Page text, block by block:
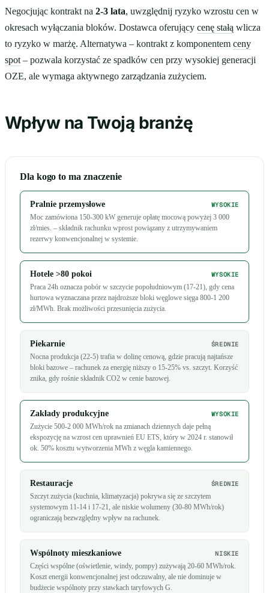
Negocjując kontrakt na 2-3 lata, uwzględnij ryzyko wzrostu cen w
okresach wyłączania bloków. Dostawca oferujący cenę stałą wlicza
to ryzyko w marżę. Alternatywa – kontrakt z komponentem ceny
spot – pozwala korzystać ze spadków cen przy wysokiej generacji
OZE, ale wymaga aktywnego zarządzania zużyciem.
Wpływ na Twoją branżę
Dla kogo to ma znaczenie
Pralnie przemysłowe WYSOKIE
Moc zamówiona 150-300 kW generuje opłatę mocową powyżej 3 000
zł/mies. – składnik rachunku wprost powiązany z utrzymywaniem
rezerwy konwencjonalnej w systemie.
Hotele >80 pokoi WYSOKIE
Praca 24h oznacza pobór w szczycie popołudniowym (17-21), gdy cena
hurtowa wyznaczana przez najdroższe bloki węglowe sięga 800-1 200
zł/MWh. Brak możliwości przesunięcia zużycia.
Piekarnie ŚREDNIE
Nocna produkcja (22-5) trafia w dolinę cenową, gdzie pracują najtańsze
bloki bazowe – rachunek za energię niższy o 15-25% vs. szczyt. Korzyść
znika, gdy rośnie składnik CO2 w cenie bazowej.
Zakłady produkcyjne WYSOKIE
Zużycie 500-2 000 MWh/rok na zmianach dziennych daje pełną
ekspozycję na wzrost cen uprawnień EU ETS, który w 2024 r. stanowił
ok. 50% kosztu wytworzenia MWh z węgla kamiennego.
Restauracje ŚREDNIE
Szczyt zużycia (kuchnia, klimatyzacja) pokrywa się ze szczytem
systemowym 11-14 i 17-21, ale niskie wolumeny (30-80 MWh/rok)
ograniczają bezwzględny wpływ na rachunek.
Wspólnoty mieszkaniowe NISKIE
Części wspólne (oświetlenie, windy, pompy) zużywają 20-60 MWh/rok.
Koszt energii konwencjonalnej jest odczuwalny, ale nie dominuje w
budżecie wspólnoty przy stawkach taryfowych G.